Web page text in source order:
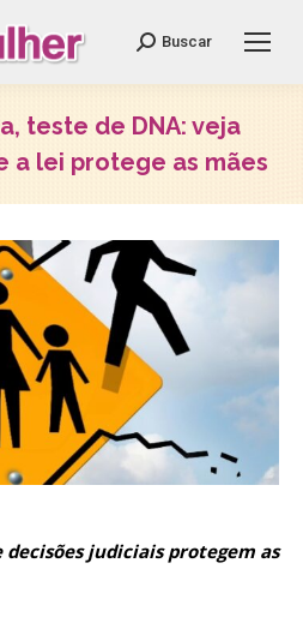
Search:
Buscar
teste de DNA: veja
a lei protege as mães
decisões judiciais protegem as